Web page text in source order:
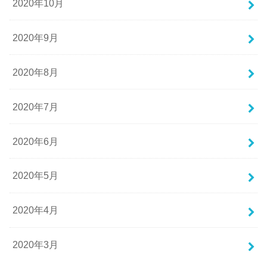
2020年10月
2020年9月
2020年8月
2020年7月
2020年6月
2020年5月
2020年4月
2020年3月